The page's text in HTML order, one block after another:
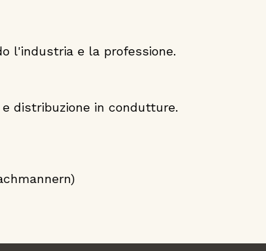
l'industria e la professione.
e distribuzione in condutture.